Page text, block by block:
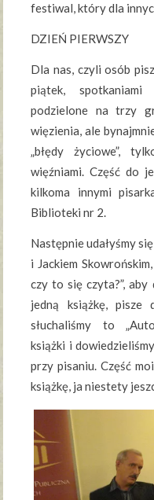
festiwal, który dla
DZIEŃ PIERWSZY
Dla nas, czyli osób
piątek, spotkaniami
podzielone na trzy
więzienia, ale
„błędy życiowe”,
więźniami. Część do
kilkoma innymi
Biblioteki nr 2.
Następnie udałyśmy
i Jackiem
czy to się czyta?”,
jedną książkę, pisze
słuchaliśmy to
książki i
przy pisaniu. Część
książkę, ja niestety